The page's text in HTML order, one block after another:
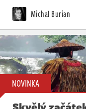
Michal Burian
NOVINKA